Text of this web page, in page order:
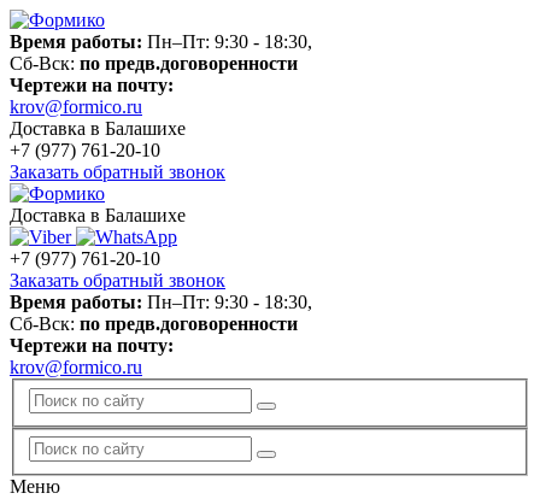
Время работы: Пн–Пт: 9:30 - 18:30,
Сб-Вск: по предв.договоренности
Чертежи на почту:
krov@formico.ru
Доставка в Балашихе
+7 (977) 761-20-10
Заказать обратный звонок
Доставка в Балашихе
+7 (977) 761-20-10
Заказать обратный звонок
Время работы: Пн–Пт: 9:30 - 18:30,
Сб-Вск: по предв.договоренности
Чертежи на почту:
krov@formico.ru
Меню